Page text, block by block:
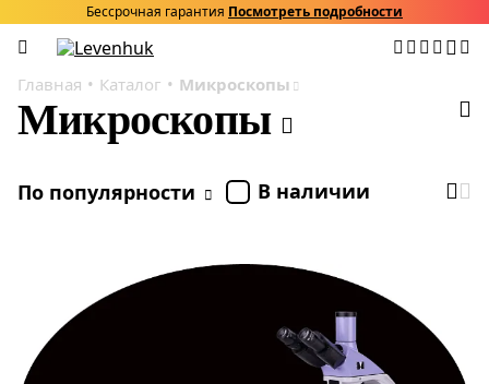
Бессрочная гарантия Посмотреть подробности
Главная Каталог Микроскопы
Микроскопы
По популярности В наличии